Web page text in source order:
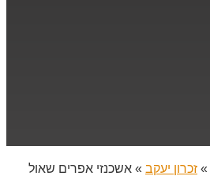
» זכרון יעקב » אשכנזי אפרים שאול